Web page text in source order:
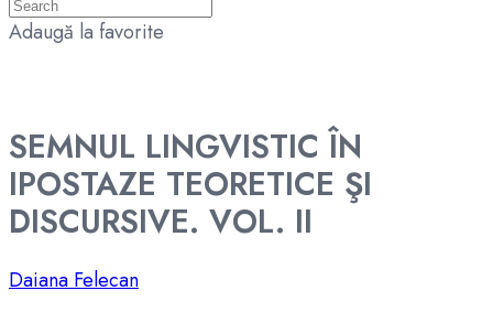
Adaugă la favorite
SEMNUL LINGVISTIC ÎN
IPOSTAZE TEORETICE ŞI
DISCURSIVE. VOL. II
Daiana Felecan